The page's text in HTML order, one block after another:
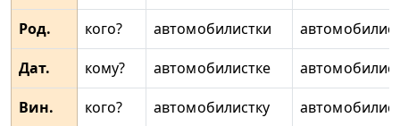
Род.
кого? автомобилистки
Дат.
кому? автомобилистке
Вин.
кого? автомобилистку